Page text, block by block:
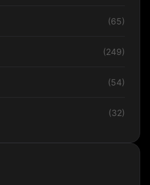
(65)
(249)
(54)
(32)